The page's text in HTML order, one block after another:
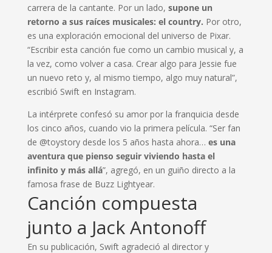
carrera de la cantante. Por un lado, supone un
retorno a sus raíces musicales: el country. Por otro,
es una exploración emocional del universo de Pixar.
“Escribir esta canción fue como un cambio musical y, a
la vez, como volver a casa. Crear algo para Jessie fue
un nuevo reto y, al mismo tiempo, algo muy natural”,
escribió Swift en Instagram.
La intérprete confesó su amor por la franquicia desde
los cinco años, cuando vio la primera película. “Ser fan
de @toystory desde los 5 años hasta ahora… es una
aventura que pienso seguir viviendo hasta el
infinito y más allá”, agregó, en un guiño directo a la
famosa frase de Buzz Lightyear.
Canción compuesta
junto a Jack Antonoff
En su publicación, Swift agradeció al director y